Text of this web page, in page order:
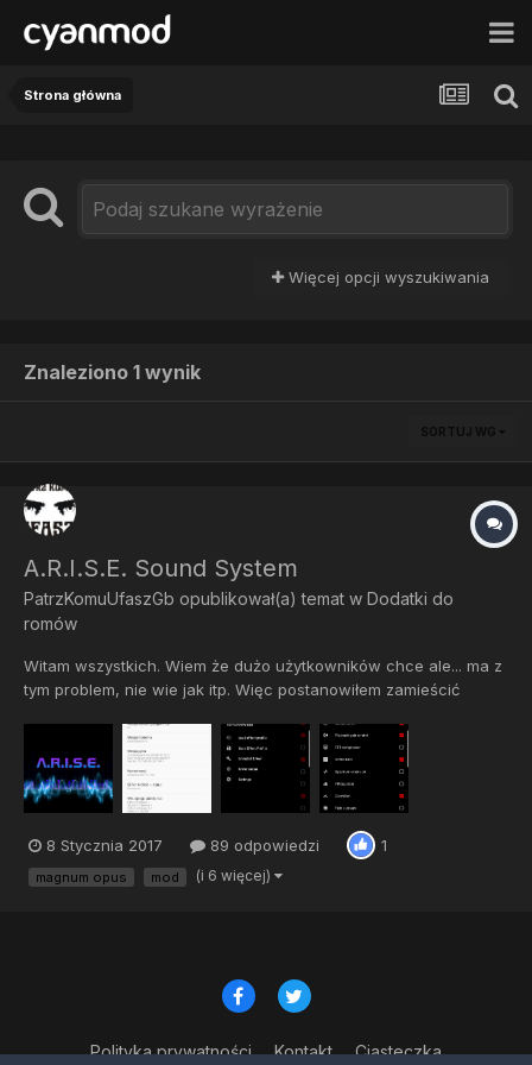
Strona główna
Więcej opcji wyszukiwania
Znaleziono 1 wynik
SORTUJ WG
A.R.I.S.E. Sound System
PatrzKomuUfaszGb opublikował(a) temat w Dodatki do
romów
Witam wszystkich. Wiem że dużo użytkowników chce ale... ma z
tym problem, nie wie jak itp. Więc postanowiłem zamieścić
Viper4Android. Jest to audio mod najlepszy jaki narazie jest. Jest
najbardziej kompatybilny, dziala na CM I wszelakich stock. Ste...
8 Stycznia 2017 89 odpowiedzi 1
magnum opus mod (i 6 więcej)
Polityka prywatności Kontakt Ciasteczka